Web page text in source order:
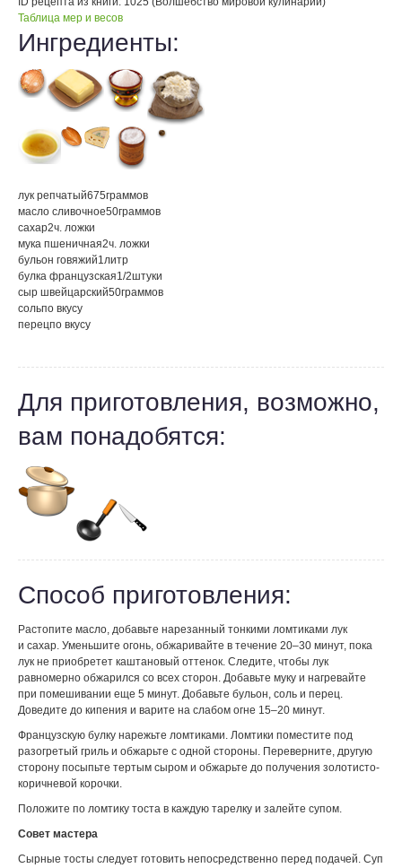
Таблица мер и весов
Ингредиенты:
лук репчатый675граммов
масло сливочное50граммов
сахар2ч. ложки
мука пшеничная2ч. ложки
бульон говяжий1литр
булка французская1/2штуки
сыр швейцарский50граммов
сольпо вкусу
перецпо вкусу
Для приготовления, возможно,
вам понадобятся:
Способ приготовления:
Растопите масло, добавьте нарезанный тонкими ломтиками лук
и сахар. Уменьшите огонь, обжаривайте в течение 20–30 минут, пока
лук не приобретет каштановый оттенок. Следите, чтобы лук
равномерно обжарился со всех сторон. Добавьте муку и нагревайте
при помешивании еще 5 минут. Добавьте бульон, соль и перец.
Доведите до кипения и варите на слабом огне 15–20 минут.
Французскую булку нарежьте ломтиками. Ломтики поместите под
разогретый гриль и обжарьте с одной стороны. Переверните, другую
сторону посыпьте тертым сыром и обжарьте до получения золотисто-
коричневой корочки.
Положите по ломтику тоста в каждую тарелку и залейте супом.
Совет мастера
Сырные тосты следует готовить непосредственно перед подачей. Суп